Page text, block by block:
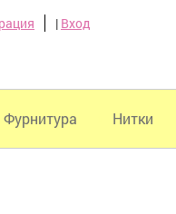
| Вход
Фурнитура Нитки